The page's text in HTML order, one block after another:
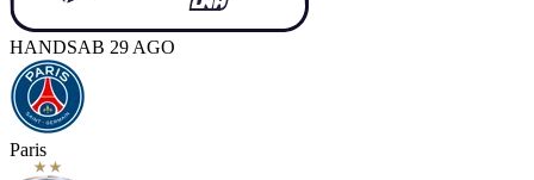
HANDSAB 29 AGO
Paris